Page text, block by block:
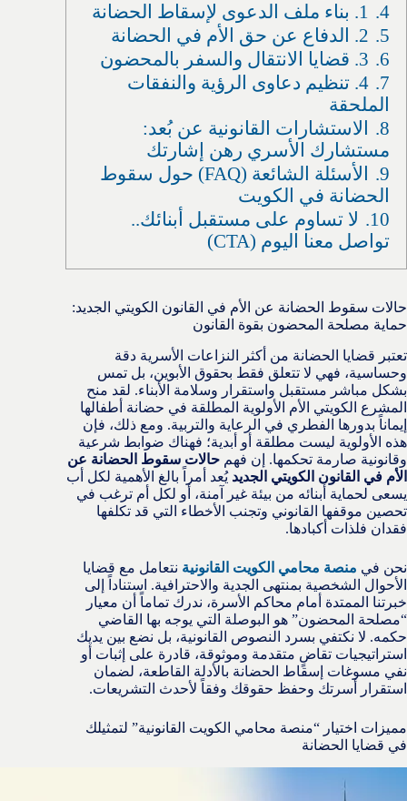
4.
1. بناء ملف الدعوى لإسقاط الحضانة
5.
2. الدفاع عن حق الأم في الحضانة
6.
3. قضايا الانتقال والسفر بالمحضون
7.
4. تنظيم دعاوى الرؤية والنفقات
الملحقة
8.
الاستشارات القانونية عن بُعد:
مستشارك الأسري رهن إشارتك
9.
الأسئلة الشائعة (FAQ) حول سقوط
الحضانة في الكويت
10.
لا تساوم على مستقبل أبنائك..
تواصل معنا اليوم (CTA)
حالات سقوط الحضانة عن الأم في القانون الكويتي الجديد:
حماية مصلحة المحضون بقوة القانون
تعتبر قضايا الحضانة من أكثر النزاعات الأسرية دقة
وحساسية، فهي لا تتعلق فقط بحقوق الأبوين، بل تمس
بشكل مباشر مستقبل واستقرار وسلامة الأبناء. لقد منح
المشرع الكويتي الأم الأولوية المطلقة في حضانة أطفالها
إيماناً بدورها الفطري في الرعاية والتربية. ومع ذلك، فإن
هذه الأولوية ليست مطلقة أو أبدية؛ فهناك ضوابط شرعية
وقانونية صارمة تحكمها. إن فهم حالات سقوط الحضانة عن
الأم في القانون الكويتي الجديد يُعد أمراً بالغ الأهمية لكل أب
يسعى لحماية أبنائه من بيئة غير آمنة، أو لكل أم ترغب في
تحصين موقفها القانوني وتجنب الأخطاء التي قد تكلفها
فقدان فلذات أكبادها.
نحن في منصة محامي الكويت القانونية نتعامل مع قضايا
الأحوال الشخصية بمنتهى الجدية والاحترافية. استناداً إلى
خبرتنا الممتدة أمام محاكم الأسرة، ندرك تماماً أن معيار
“مصلحة المحضون” هو البوصلة التي يوجه بها القاضي
حكمه. لا نكتفي بسرد النصوص القانونية، بل نضع بين يديك
استراتيجيات تقاضٍ متقدمة وموثوقة، قادرة على إثبات أو
نفي مسوغات إسقاط الحضانة بالأدلة القاطعة، لضمان
استقرار أسرتك وحفظ حقوقك وفقاً لأحدث التشريعات.
مميزات اختيار “منصة محامي الكويت القانونية” لتمثيلك
في قضايا الحضانة